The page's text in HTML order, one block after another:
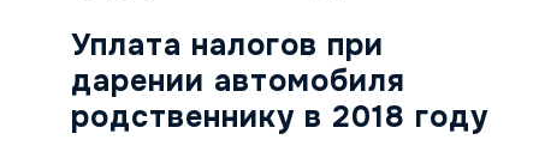
Уплата налогов при
дарении автомобиля
родственнику в 2018 году